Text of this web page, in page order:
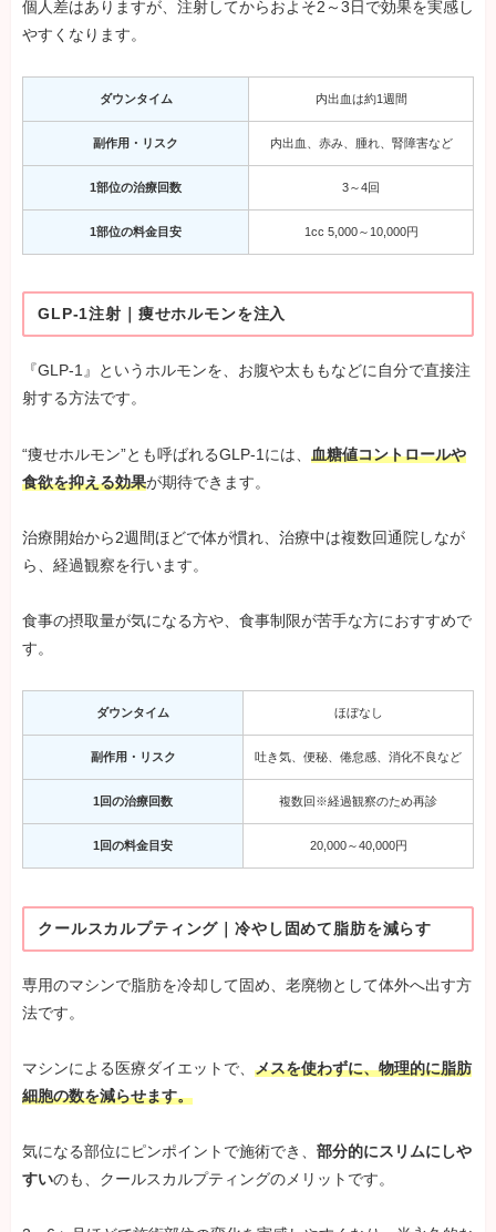
個人差はありますが、注射してからおよそ2～3日で効果を実感し
やすくなります。
ダウンタイム 内出血は約1週間
副作用・リスク 内出血、赤み、腫れ、腎障害など
1部位の治療回数 3～4回
1部位の料金目安 1cc 5,000～10,000円
GLP-1注射｜痩せホルモンを注入
『GLP-1』というホルモンを、お腹や太ももなどに自分で直接注
射する方法です。
“痩せホルモン”とも呼ばれるGLP-1には、 血糖値コントロールや
食欲を抑える効果が期待できます。
治療開始から2週間ほどで体が慣れ、治療中は複数回通院しなが
ら、経過観察を行います。
食事の摂取量が気になる方や、食事制限が苦手な方におすすめで
す。
ダウンタイム ほぼなし
副作用・リスク 吐き気、便秘、倦怠感、消化不良など
1回の治療回数 複数回※経過観察のため再診
1回の料金目安 20,000～40,000円
クールスカルプティング｜冷やし固めて脂肪を減らす
専用のマシンで脂肪を冷却して固め、老廃物として体外へ出す方
法です。
マシンによる医療ダイエットで、 メスを使わずに、物理的に脂肪
細胞の数を減らせます。
気になる部位にピンポイントで施術でき、 部分的にスリムにしや
すいのも、クールスカルプティングのメリットです。